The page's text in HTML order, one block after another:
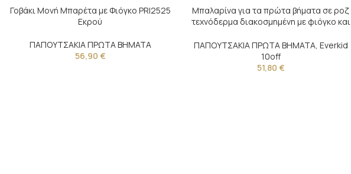
Γοβάκι Μονή Μπαρέτα με Φιόγκο PRI2525
Εκρού
ΠΑΠΟΥΤΣΑΚΙΑ ΠΡΩΤΑ ΒΗΜΑΤΑ
56,90 €
Μπαλαρίνα για τα πρώτα βήματα σε ροζ
τεχνόδερμα διακοσμημένη με φιόγκο και
ΠΑΠΟΥΤΣΑΚΙΑ ΠΡΩΤΑ ΒΗΜΑΤΑ, Everkid
10off
51,80 €